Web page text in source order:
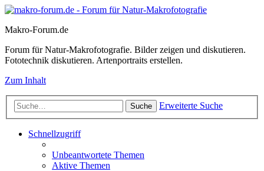
Makro-Forum.de
Forum für Natur-Makrofotografie. Bilder zeigen und diskutieren.
Fototechnik diskutieren. Artenportraits erstellen.
Zum Inhalt
Suche Erweiterte Suche
Schnellzugriff
Unbeantwortete Themen
Aktive Themen